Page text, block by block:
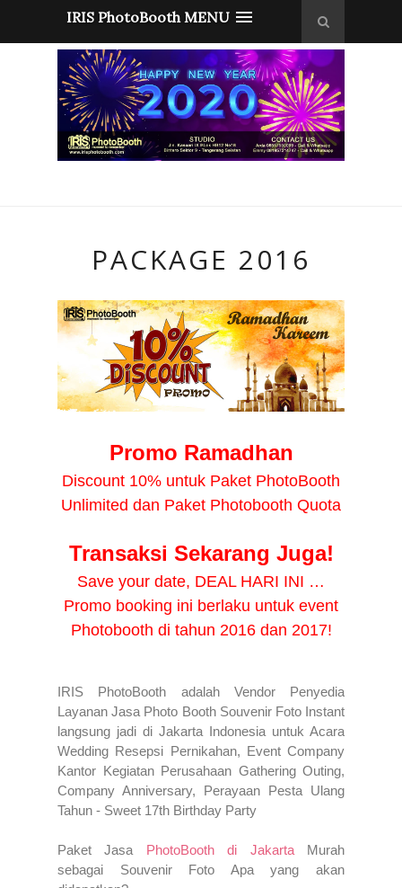
IRIS PhotoBooth MENU
PACKAGE 2016
Promo Ramadhan
Discount 10% untuk Paket PhotoBooth
Unlimited dan Paket Photobooth Quota
Transaksi Sekarang Juga!
Save your date, DEAL HARI INI …
Promo booking ini berlaku untuk event
Photobooth di tahun 2016 dan 2017!
IRIS PhotoBooth adalah Vendor Penyedia
Layanan Jasa Photo Booth Souvenir Foto Instant
langsung jadi di Jakarta Indonesia untuk Acara
Wedding Resepsi Pernikahan, Event Company
Kantor Kegiatan Perusahaan Gathering Outing,
Company Anniversary, Perayaan Pesta Ulang
Tahun - Sweet 17th Birthday Party
Paket Jasa PhotoBooth di JakartaMurah
sebagai Souvenir Foto Apa yang akan